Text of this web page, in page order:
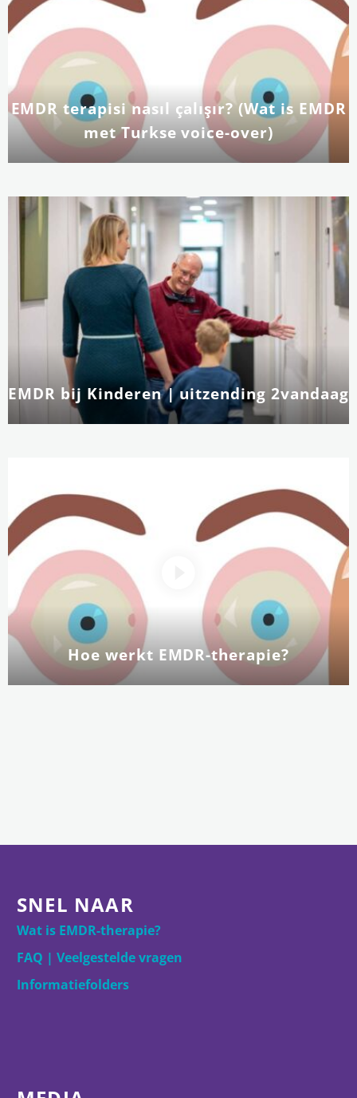
EMDR terapisi nasıl çalışır? (Wat is EMDR
met Turkse voice-over)
EMDR bij Kinderen | uitzending 2vandaag
Hoe werkt EMDR-therapie?
SNEL NAAR
Wat is EMDR-therapie?
FAQ | Veelgestelde vragen
Informatiefolders